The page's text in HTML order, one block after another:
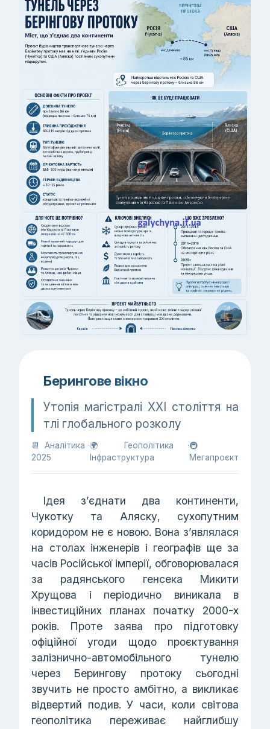
Берингове вікно
Утопія магістралі ХХІ століття на
тлі глобального розколу
📆 Аналітика ·
2025
🌍 Геополітика ·
Інфраструктура
🚇
Мегапроєкт
Ідея з’єднати два континенти,
Чукотку та Аляску, сухопутним
коридором не є новою. Вона з’являлася
на столах інженерів і географів ще за
часів Російської імперії, обговорювалася
за радянського генсека Микити
Хрущова і періодично виникала в
інвестиційних планах початку 2000-х
років. Проте заява про підготовку
офіційної угоди щодо проєктування
залізнично-автомобільного тунелю
через Берингову протоку сьогодні
звучить не просто амбітно, а викликає
відвертий подив. У часи, коли світова
геополітика переживає найглибшу